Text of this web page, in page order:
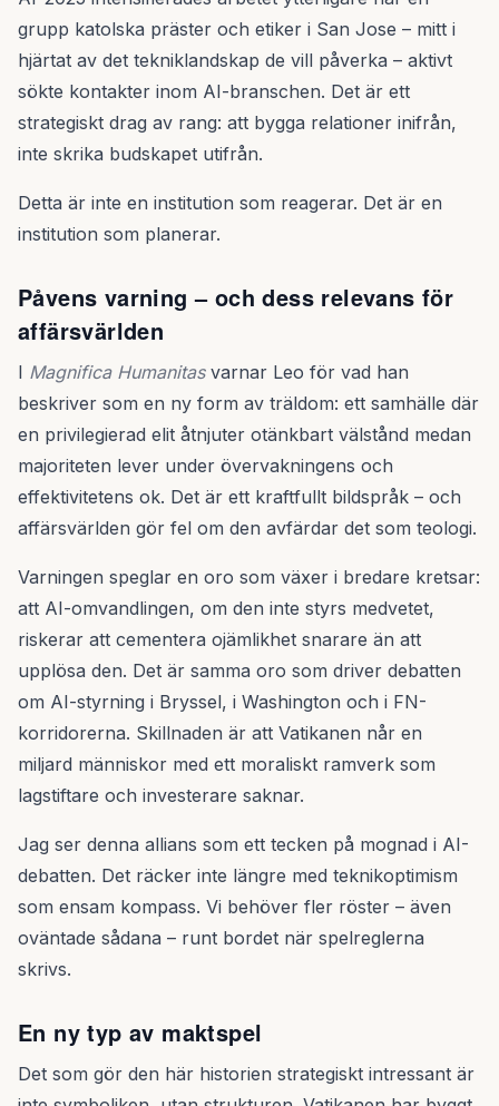
grupp katolska präster och etiker i San Jose – mitt i
hjärtat av det tekniklandskap de vill påverka – aktivt
sökte kontakter inom AI-branschen. Det är ett
strategiskt drag av rang: att bygga relationer inifrån,
inte skrika budskapet utifrån.
Detta är inte en institution som reagerar. Det är en
institution som planerar.
Påvens varning – och dess relevans för
affärsvärlden
I Magnifica Humanitasvarnar Leo för vad han
beskriver som en ny form av träldom: ett samhälle där
en privilegierad elit åtnjuter otänkbart välstånd medan
majoriteten lever under övervakningens och
effektivitetens ok. Det är ett kraftfullt bildspråk – och
affärsvärlden gör fel om den avfärdar det som teologi.
Varningen speglar en oro som växer i bredare kretsar:
att AI-omvandlingen, om den inte styrs medvetet,
riskerar att cementera ojämlikhet snarare än att
upplösa den. Det är samma oro som driver debatten
om AI-styrning i Bryssel, i Washington och i FN-
korridorerna. Skillnaden är att Vatikanen når en
miljard människor med ett moraliskt ramverk som
lagstiftare och investerare saknar.
Jag ser denna allians som ett tecken på mognad i AI-
debatten. Det räcker inte längre med teknikoptimism
som ensam kompass. Vi behöver fler röster – även
oväntade sådana – runt bordet när spelreglerna
skrivs.
En ny typ av maktspel
Det som gör den här historien strategiskt intressant är